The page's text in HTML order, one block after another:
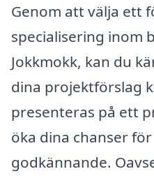
Genom att välja ett
specialisering inom
Jokkmokk, kan du
dina projektförslag
presenteras på ett
öka dina chanser
godkännande.